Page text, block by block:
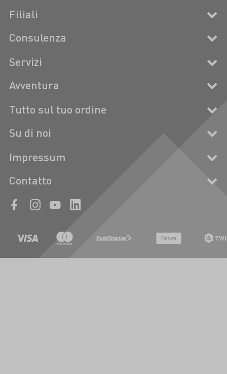
Filiali
Consulenza
Servizi
Avventura
Tutto sul tuo ordine
Su di noi
Impressum
Contatto